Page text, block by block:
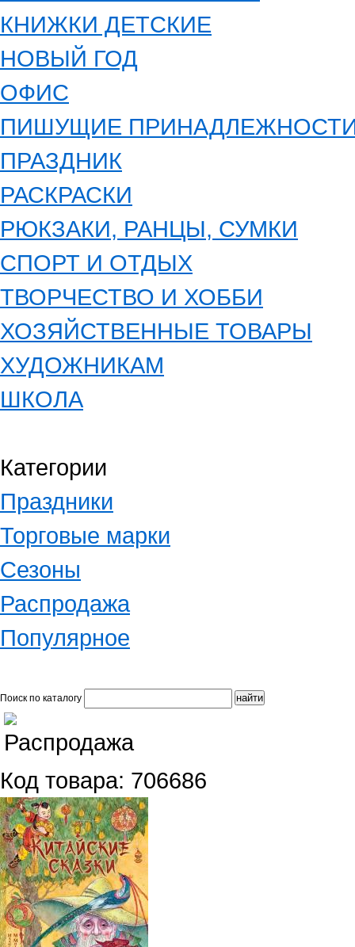
КНИЖКИ ДЕТСКИЕ
НОВЫЙ ГОД
ОФИС
ПИШУЩИЕ
ПРАЗДНИК
РАСКРАСКИ
РЮКЗАКИ, РАНЦЫ, СУМКИ
СПОРТ И ОТДЫХ
ТВОРЧЕСТВО И ХОББИ
ХОЗЯЙСТВЕННЫЕ ТОВАРЫ
ХУДОЖНИКАМ
ШКОЛА
Категории
Праздники
Торговые марки
Сезоны
Распродажа
Популярное
Поиск по каталогу
Код товара: 706686